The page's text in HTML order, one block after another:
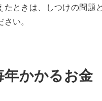
たときは、しつけの問題
い。
かかるお金